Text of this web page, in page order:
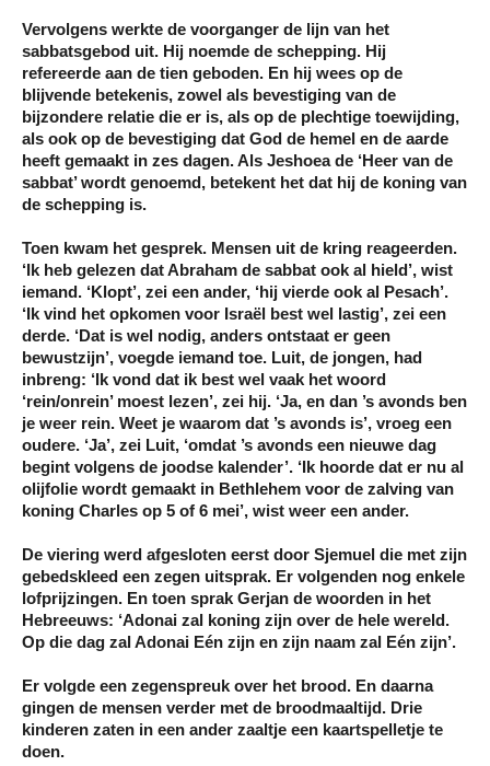
Vervolgens werkte de voorganger de lijn van het
sabbatsgebod uit. Hij noemde de schepping. Hij
refereerde aan de tien geboden. En hij wees op de
blijvende betekenis, zowel als bevestiging van de
bijzondere relatie die er is, als op de plechtige toewijding,
als ook op de bevestiging dat God de hemel en de aarde
heeft gemaakt in zes dagen. Als Jeshoea de ‘Heer van de
sabbat’ wordt genoemd, betekent het dat hij de koning van
de schepping is.
Toen kwam het gesprek. Mensen uit de kring reageerden.
‘Ik heb gelezen dat Abraham de sabbat ook al hield’, wist
iemand. ‘Klopt’, zei een ander, ‘hij vierde ook al Pesach’.
‘Ik vind het opkomen voor Israël best wel lastig’, zei een
derde. ‘Dat is wel nodig, anders ontstaat er geen
bewustzijn’, voegde iemand toe. Luit, de jongen, had
inbreng: ‘Ik vond dat ik best wel vaak het woord
‘rein/onrein’ moest lezen’, zei hij. ‘Ja, en dan ’s avonds ben
je weer rein. Weet je waarom dat ’s avonds is’, vroeg een
oudere. ‘Ja’, zei Luit, ‘omdat ’s avonds een nieuwe dag
begint volgens de joodse kalender’. ‘Ik hoorde dat er nu al
olijfolie wordt gemaakt in Bethlehem voor de zalving van
koning Charles op 5 of 6 mei’, wist weer een ander.
De viering werd afgesloten eerst door Sjemuel die met zijn
gebedskleed een zegen uitsprak. Er volgenden nog enkele
lofprijzingen. En toen sprak Gerjan de woorden in het
Hebreeuws: ‘Adonai zal koning zijn over de hele wereld.
Op die dag zal Adonai Eén zijn en zijn naam zal Eén zijn’.
Er volgde een zegenspreuk over het brood. En daarna
gingen de mensen verder met de broodmaaltijd. Drie
kinderen zaten in een ander zaaltje een kaartspelletje te
doen.